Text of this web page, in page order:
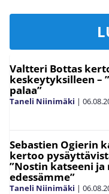
Valtteri Bottas
keskeytyksilleen –
palaa”
Taneli Niinimäki |
Sebastien Ogierin
kertoo
”Nostin katseeni
edessämme”
Taneli Niinimäki |